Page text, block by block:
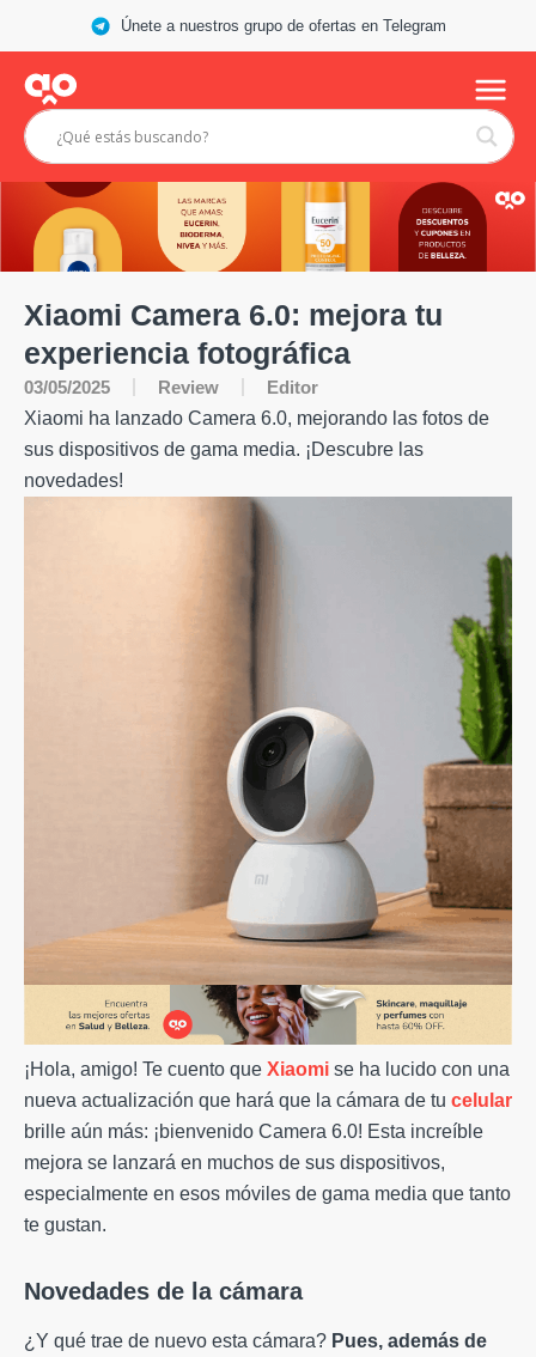
Únete a nuestros grupo de ofertas en Telegram
Xiaomi Camera 6.0: mejora tu
experiencia fotográfica
03/05/2025 Review
Editor
Xiaomi ha lanzado Camera 6.0, mejorando las fotos de
sus dispositivos de gama media. ¡Descubre las
novedades!
¡Hola, amigo! Te cuento que Xiaomi se ha lucido con una
nueva actualización que hará que la cámara de tu celular
brille aún más: ¡bienvenido Camera 6.0! Esta increíble
mejora se lanzará en muchos de sus dispositivos,
especialmente en esos móviles de gama media que tanto
te gustan.
Novedades de la cámara
¿Y qué trae de nuevo esta cámara? Pues, además de